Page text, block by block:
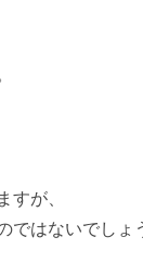
すが、
ではないでしょ